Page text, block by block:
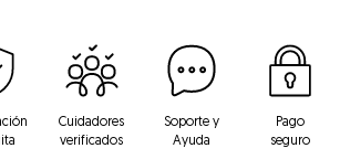
Cuidadores
verificados
Soporte y
Ayuda
Pago
seguro